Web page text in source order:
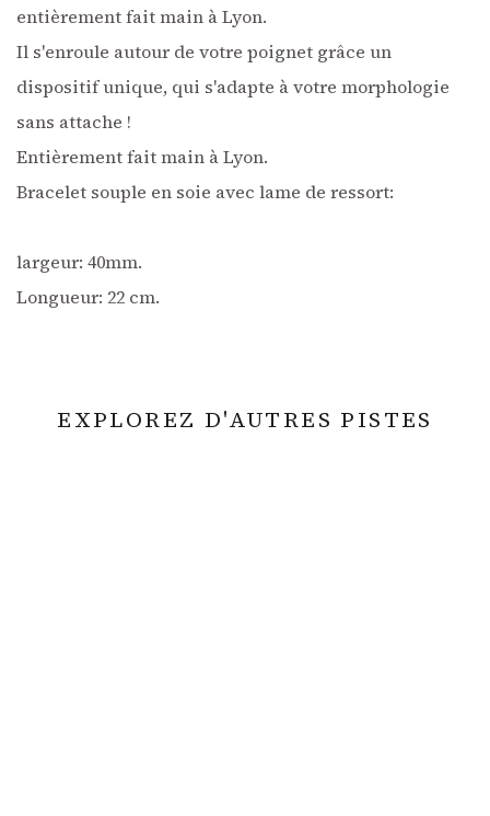
entièrement fait main à Lyon.
Il s'enroule autour de votre poignet grâce un
dispositif unique, qui s'adapte à votre morphologie
sans attache !
Entièrement fait main à Lyon.
Bracelet souple en soie avec lame de ressort:
largeur: 40mm.
Longueur: 22 cm.
EXPLOREZ D'AUTRES PISTES